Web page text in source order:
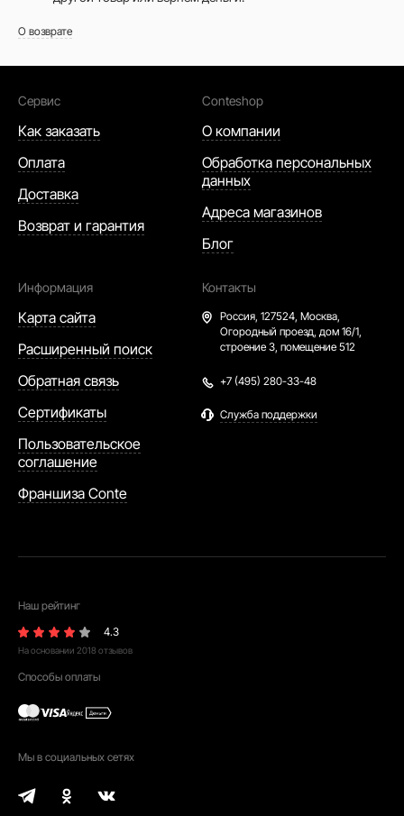
О возврате
Сервис
Как заказать
Оплата
Доставка
Возврат и гарантия
Conteshop
О компании
Обработка персональных
данных
Адреса магазинов
Блог
Информация
Карта сайта
Расширенный поиск
Обратная связь
Сертификаты
Пользовательское
соглашение
Франшиза Conte
Контакты
Россия, 127524, Москва,
Огородный проезд, дом 16/1,
строение 3, помещение 512
+7 (495) 280-33-48
Служба поддержки
Наш рейтинг
4.3
На основании 2018 отзывов
Способы оплаты
Мы в социальных сетях